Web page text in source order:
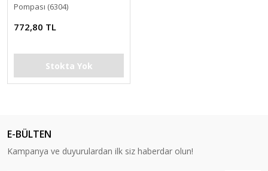
Pompası (6304)
772,80 TL
Stokta Yok
E-BÜLTEN
Kampanya ve duyurulardan ilk siz haberdar olun!